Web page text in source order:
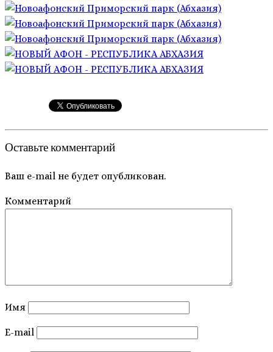
Оставьте комментарий
Ваш e-mail не будет опубликован.
Комментарий
Имя
E-mail